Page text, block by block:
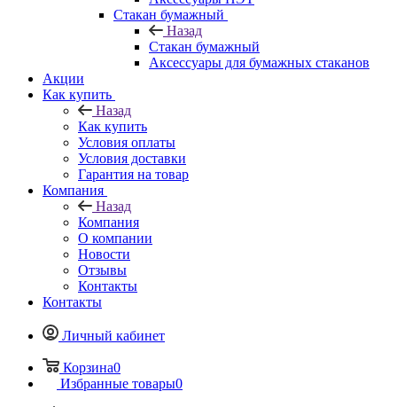
Стакан бумажный
Назад
Стакан бумажный
Аксессуары для бумажных стаканов
Акции
Как купить
Назад
Как купить
Условия оплаты
Условия доставки
Гарантия на товар
Компания
Назад
Компания
О компании
Новости
Отзывы
Контакты
Контакты
Личный кабинет
Корзина0
Избранные товары0